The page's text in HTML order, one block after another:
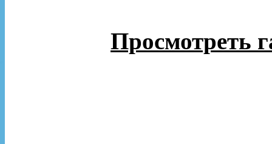
Просмотреть